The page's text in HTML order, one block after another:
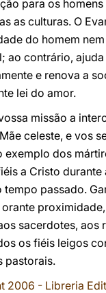
para os
as culturas. O
do homem
ao contrário, ajuda
e renova a
lei do amor.
missão a
celeste, e vos
exemplo dos
a Cristo durante
tempo passado.
sacerdotes, aos
os fiéis leigos
pastorais.
2006 - Libreria